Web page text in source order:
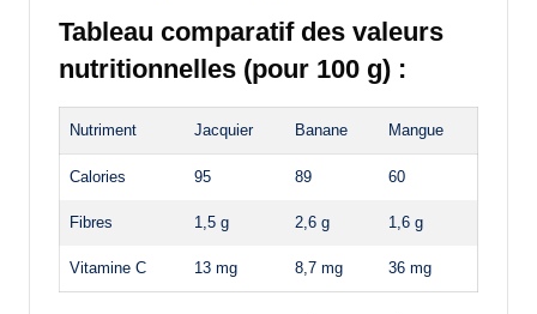
Tableau comparatif des valeurs
nutritionnelles (pour 100 g) :
Nutriment Jacquier Banane Mangue
Calories 95 89 60
Fibres 1,5 g 2,6 g 1,6 g
Vitamine C 13 mg 8,7 mg 36 mg